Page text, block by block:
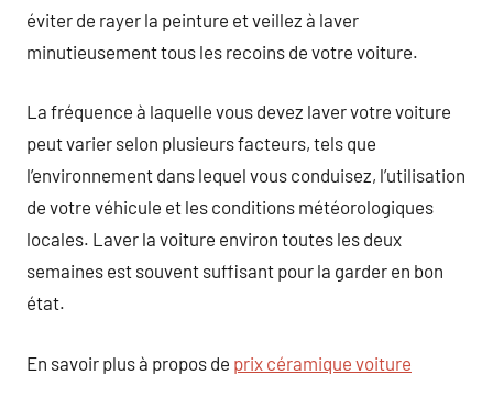
éviter de rayer la peinture et veillez à laver
minutieusement tous les recoins de votre voiture.
La fréquence à laquelle vous devez laver votre voiture
peut varier selon plusieurs facteurs, tels que
l’environnement dans lequel vous conduisez, l’utilisation
de votre véhicule et les conditions météorologiques
locales. Laver la voiture environ toutes les deux
semaines est souvent suffisant pour la garder en bon
état.
En savoir plus à propos de prix céramique voiture